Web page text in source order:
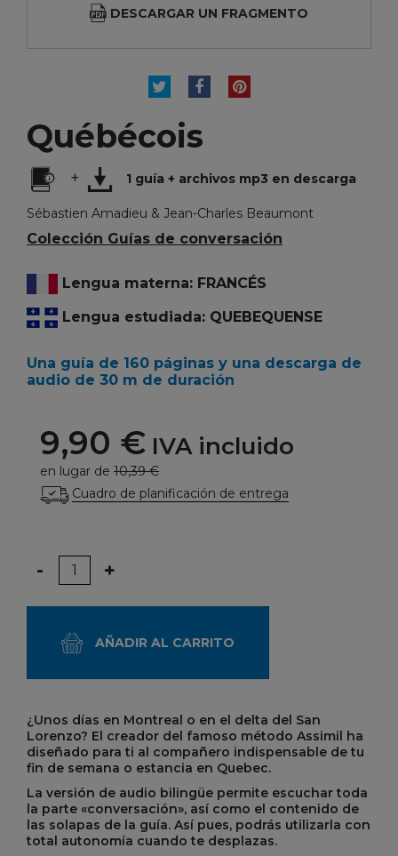
DESCARGAR UN FRAGMENTO
TUITEARCOMPARTIR
PINTEREST
Québécois
+ 1 guía + archivos mp3 en descarga
Sébastien Amadieu & Jean-Charles Beaumont
Colección Guías de conversación
Lengua materna: FRANCÉS
Lengua estudiada: QUEBEQUENSE
Una guía de 160 páginas y una descarga de
audio de 30 m de duración
9,90 € IVA incluido
en lugar de 10,39 €
Cuadro de planificación de entrega
Cantidad
- +
AÑADIR AL CARRITO
¿Unos días en Montreal o en el delta del San
Lorenzo? El creador del famoso método Assimil ha
diseñado para ti al compañero indispensable de tu
fin de semana o estancia en Quebec.
La versión de audio bilingüe permite escuchar toda
la parte «conversación», así como el contenido de
las solapas de la guía. Así pues, podrás utilizarla con
total autonomía cuando te desplazas.